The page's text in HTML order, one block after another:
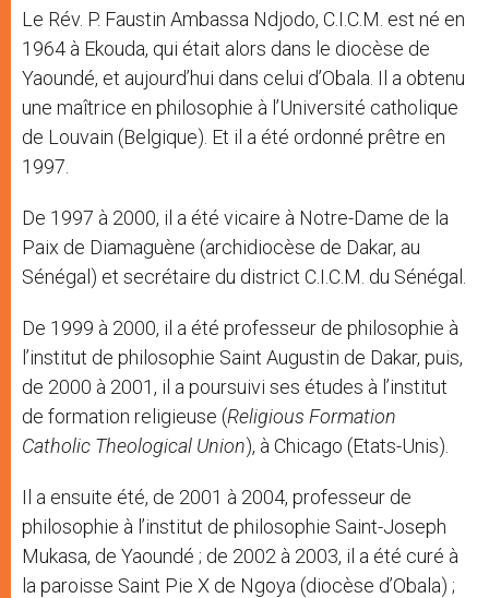
Le Rév. P. Faustin Ambassa Ndjodo, C.I.C.M. est né en
1964 à Ekouda, qui était alors dans le diocèse de
Yaoundé, et aujourd’hui dans celui d’Obala. Il a obtenu
une maîtrice en philosophie à l’Université catholique
de Louvain (Belgique). Et il a été ordonné prêtre en
1997.
De 1997 à 2000, il a été vicaire à Notre-Dame de la
Paix de Diamaguène (archidiocèse de Dakar, au
Sénégal) et secrétaire du district C.I.C.M. du Sénégal.
De 1999 à 2000, il a été professeur de philosophie à
l’institut de philosophie Saint Augustin de Dakar, puis,
de 2000 à 2001, il a poursuivi ses études à l’institut
de formation religieuse (Religious Formation
Catholic Theological Union), à Chicago (Etats-Unis).
Il a ensuite été, de 2001 à 2004, professeur de
philosophie à l’institut de philosophie Saint-Joseph
Mukasa, de Yaoundé ; de 2002 à 2003, il a été curé à
la paroisse Saint Pie X de Ngoya (diocèse d’Obala) ;